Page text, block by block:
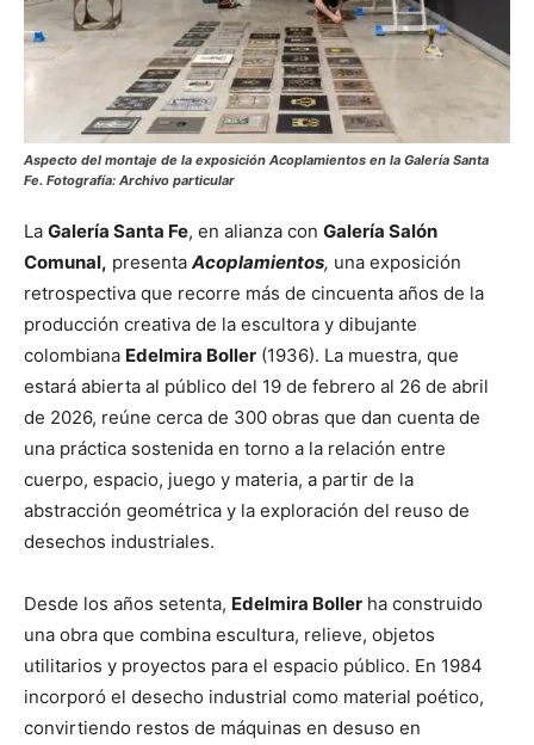
Aspecto del montaje de la exposición Acoplamientos en la Galería Santa
Fe. Fotografía: Archivo particular
La Galería Santa Fe, en alianza con Galería Salón
Comunal, presenta Acoplamientos, una exposición
retrospectiva que recorre más de cincuenta años de la
producción creativa de la escultora y dibujante
colombiana Edelmira Boller (1936). La muestra, que
estará abierta al público del 19 de febrero al 26 de abril
de 2026, reúne cerca de 300 obras que dan cuenta de
una práctica sostenida en torno a la relación entre
cuerpo, espacio, juego y materia, a partir de la
abstracción geométrica y la exploración del reuso de
desechos industriales.
Desde los años setenta, Edelmira Boller ha construido
una obra que combina escultura, relieve, objetos
utilitarios y proyectos para el espacio público. En 1984
incorporó el desecho industrial como material poético,
convirtiendo restos de máquinas en desuso en